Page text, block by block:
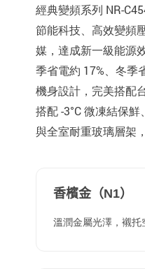
經典變頻系列 NR-
節能科技、高效變頻
媒，達成新一級能源
季省電約 17%、冬季
機身設計，完美搭配
搭配 -3°C 微凍結保
與全室耐重玻璃層架
香檳金（N1）
溫潤金屬光澤，襯托